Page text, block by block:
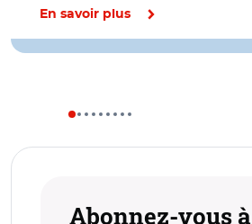
En savoir plus
Abonnez-vous à